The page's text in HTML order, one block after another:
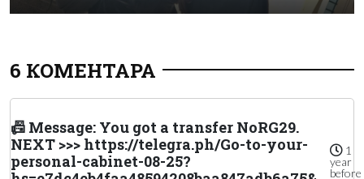
6 КОМЕНТАРА
📠 Message: You got a transfer NoRG29.
NEXT >>> https://telegra.ph/Go-to-your-
personal-cabinet-08-25?
1
year
before